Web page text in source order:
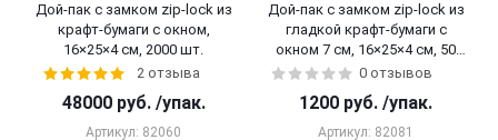
Дой-пак с замком zip-lock из
крафт-бумаги с окном,
16×25×4 cм, 2000 шт.
2 отзыва
48000 руб. /упак.
Артикул: 82060
Дой-пак с замком zip-lock из
гладкой крафт-бумаги с
окном 7 см, 16×25×4 cм, 50
шт.
0 отзывов
1200 руб. /упак.
Артикул: 82081